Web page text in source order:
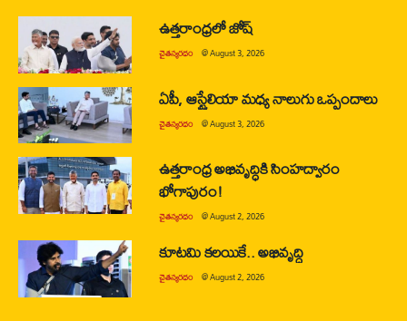
ఉత్తరాంధ్రలో జోష్
చైతన్యరధం @August 3, 2026
ఏపీ, ఆస్ట్రేలియా మధ్య నాలుగు ఒప్పందాలు
చైతన్యరధం @August 3, 2026
ఉత్తరాంధ్ర అభివృద్ధికి సింహద్వారం
భోగాపురం!
చైతన్యరధం @August 2, 2026
కూటమి కలయికే.. అభివృద్ధి
చైతన్యరధం @August 2, 2026